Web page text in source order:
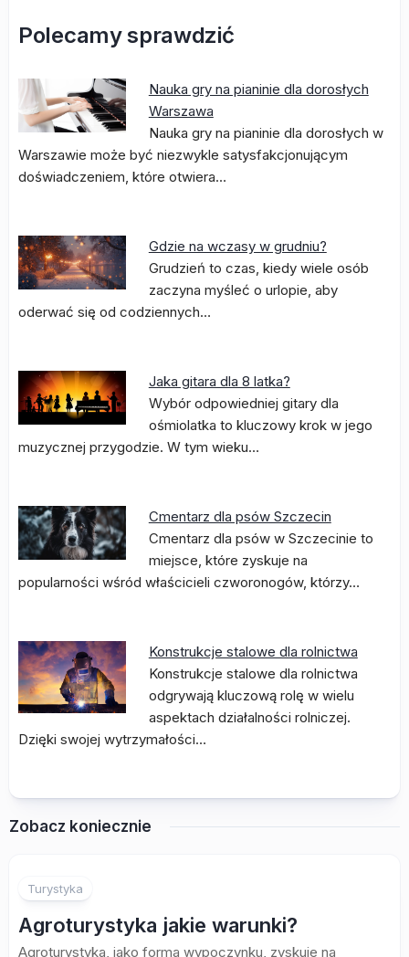
Polecamy sprawdzić
Nauka gry na pianinie dla dorosłych
Warszawa
Nauka gry na pianinie dla dorosłych w
Warszawie może być niezwykle satysfakcjonującym
doświadczeniem, które otwiera…
Gdzie na wczasy w grudniu?
Grudzień to czas, kiedy wiele osób
zaczyna myśleć o urlopie, aby
oderwać się od codziennych…
Jaka gitara dla 8 latka?
Wybór odpowiedniej gitary dla
ośmiolatka to kluczowy krok w jego
muzycznej przygodzie. W tym wieku…
Cmentarz dla psów Szczecin
Cmentarz dla psów w Szczecinie to
miejsce, które zyskuje na
popularności wśród właścicieli czworonogów, którzy…
Konstrukcje stalowe dla rolnictwa
Konstrukcje stalowe dla rolnictwa
odgrywają kluczową rolę w wielu
aspektach działalności rolniczej.
Dzięki swojej wytrzymałości…
Zobacz koniecznie
Turystyka
Agroturystyka jakie warunki?
Agroturystyka, jako forma wypoczynku, zyskuje na